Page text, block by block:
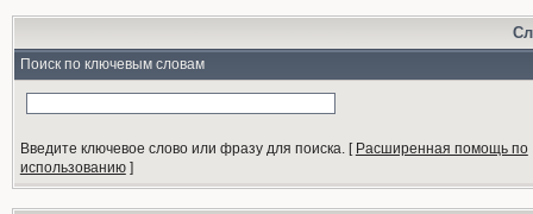
Поиск по ключевым словам
Введите ключевое слово или фразу для поиска.[ Расширенная помощь по
использованию]